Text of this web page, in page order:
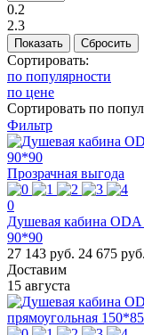
0.2
2.3
Сортировать:
по популярности
по цене
Сортировать по
Фильтр
Прозрачная выгода
0
Душевая кабина ODA
90*90
27 143 руб. 24 675 руб.
Доставим
15 августа